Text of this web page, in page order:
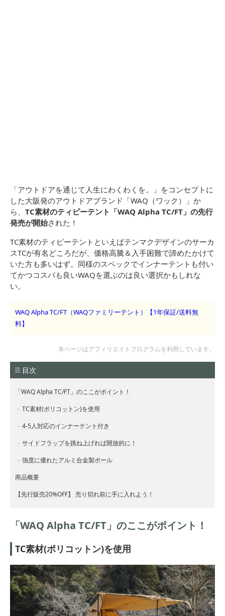
「アウトドアを通じて人生にわくわくを。」をコンセプトに
した大阪発のアウトドアブランド「WAQ（ワック）」か
ら、 TC素材のティピーテント「WAQ Alpha TC/FT」の先行
発売が開始された！
TC素材のティピーテントといえばテンマクデザインのサーカ
スTCが有名どころだが、価格高騰＆入手困難で諦めたかけて
いた方も多いはず。同様のスペックでインナーテントも付い
てかつコスパも良いWAQを選ぶのは良い選択かもしれな
い。
WAQ Alpha TC/FT（WAQファミリーテント）【1年保証/送料無
料】
本ページはアフィリエイトプログラムを利用しています。
目次
「WAQ Alpha TC/FT」のここがポイント！
TC素材(ポリコットン)を使用
4-5人対応のインナーテント付き
サイドフラップを跳ね上げれば開放的に！
強度に優れたアルミ合金製ポール
商品概要
【先行販売20%OFF】 売り切れ前に手に入れよう！
「WAQ Alpha TC/FT」のここがポイント！
TC素材(ポリコットン)を使用